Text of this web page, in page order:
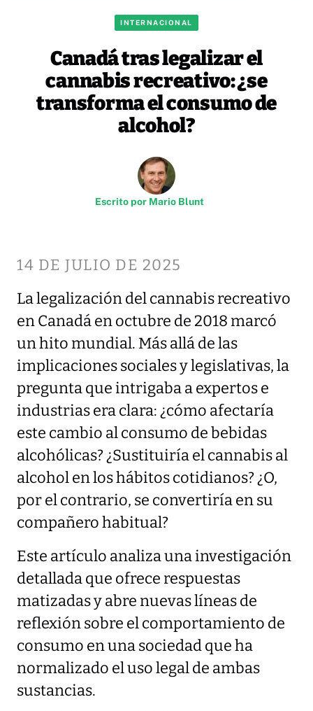
INTERNACIONAL
Canadá tras legalizar el
cannabis recreativo: ¿se
transforma el consumo de
alcohol?
Escrito por Mario Blunt
14 DE JULIO DE 2025
La legalización del cannabis recreativo
en Canadá en octubre de 2018 marcó
un hito mundial. Más allá de las
implicaciones sociales y legislativas, la
pregunta que intrigaba a expertos e
industrias era clara: ¿cómo afectaría
este cambio al consumo de bebidas
alcohólicas? ¿Sustituiría el cannabis al
alcohol en los hábitos cotidianos? ¿O,
por el contrario, se convertiría en su
compañero habitual?
Este artículo analiza una investigación
detallada que ofrece respuestas
matizadas y abre nuevas líneas de
reflexión sobre el comportamiento de
consumo en una sociedad que ha
normalizado el uso legal de ambas
sustancias.